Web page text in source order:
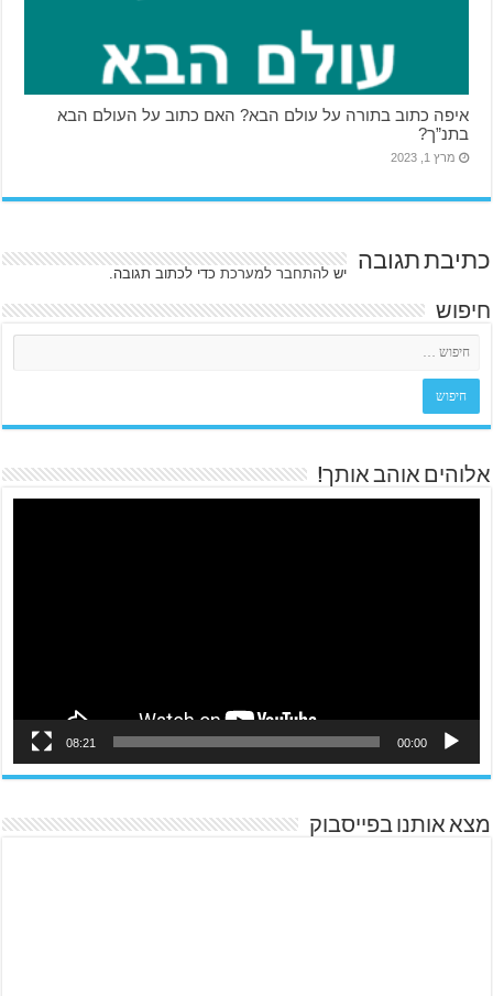
איפה כתוב בתורה על עולם הבא? האם כתוב על העולם הבא
בתנ”ך?
מרץ 1, 2023
כתיבת תגובה ישלהתחבר למערכת כדי לכתוב תגובה.
חיפוש
אלוהים אוהב אותך!
00:00
08:21
מצא אותנו בפייסבוק